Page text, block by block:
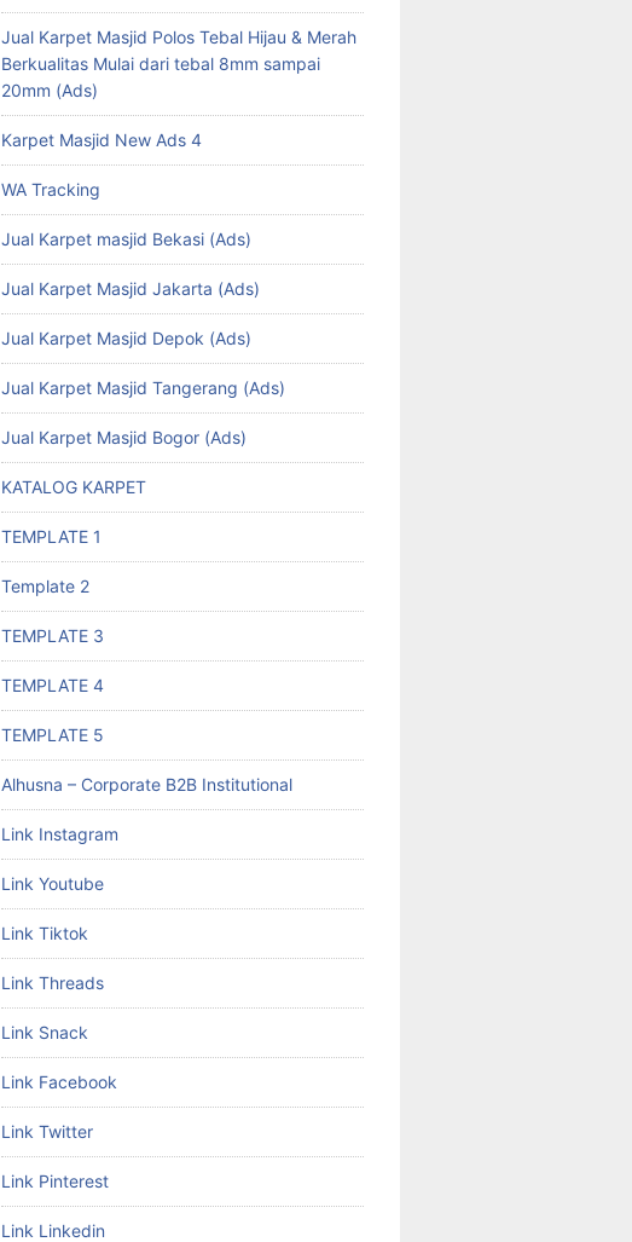
Jual Karpet Masjid Polos Tebal Hijau & Merah
Berkualitas Mulai dari tebal 8mm sampai
20mm (Ads)
Karpet Masjid New Ads 4
WA Tracking
Jual Karpet masjid Bekasi (Ads)
Jual Karpet Masjid Jakarta (Ads)
Jual Karpet Masjid Depok (Ads)
Jual Karpet Masjid Tangerang (Ads)
Jual Karpet Masjid Bogor (Ads)
KATALOG KARPET
TEMPLATE 1
Template 2
TEMPLATE 3
TEMPLATE 4
TEMPLATE 5
Alhusna – Corporate B2B Institutional
Link Instagram
Link Youtube
Link Tiktok
Link Threads
Link Snack
Link Facebook
Link Twitter
Link Pinterest
Link Linkedin